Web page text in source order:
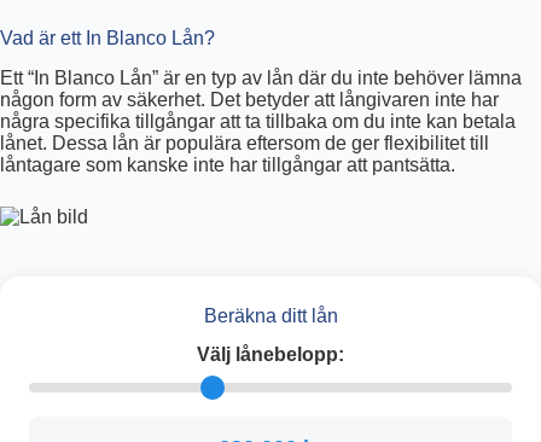
Vad är ett In Blanco Lån?
Ett “In Blanco Lån” är en typ av lån där du inte behöver lämna
någon form av säkerhet. Det betyder att långivaren inte har
några specifika tillgångar att ta tillbaka om du inte kan betala
lånet. Dessa lån är populära eftersom de ger flexibilitet till
låntagare som kanske inte har tillgångar att pantsätta.
Beräkna ditt lån
Välj lånebelopp: